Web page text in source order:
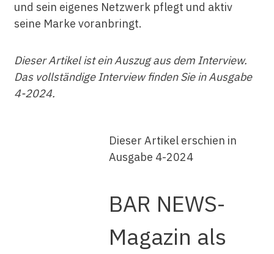
und sein eigenes Netzwerk pflegt und aktiv
seine Marke voranbringt.
Dieser Artikel ist ein Auszug aus dem Interview.
Das vollständige Interview finden Sie in Ausgabe
4-2024.
Dieser Artikel erschien in
Ausgabe 4-2024
BAR NEWS-
Magazin als